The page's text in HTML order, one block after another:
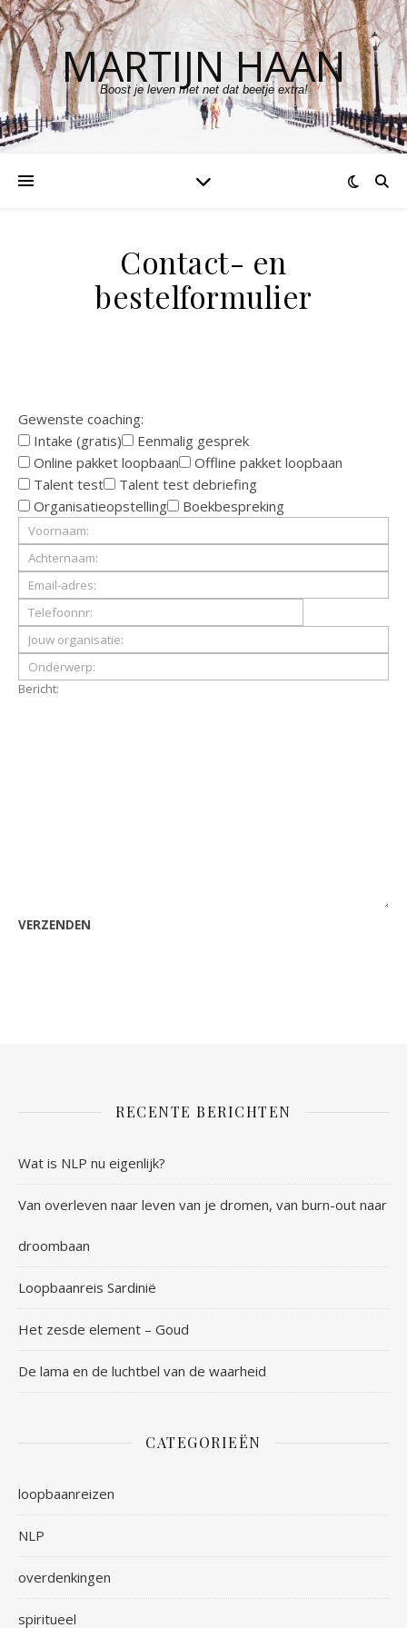
MARTIJN HAAN
Boost je leven met net dat beetje extra!
Contact- en
bestelformulier
Gewenste coaching:
Intake (gratis)
Eenmalig gesprek
Online pakket loopbaan
Offline pakket loopbaan
Talent test
Talent test debriefing
Organisatieopstelling
Boekbespreking
RECENTE BERICHTEN
Wat is NLP nu eigenlijk?
Van overleven naar leven van je dromen, van burn-out naar
droombaan
Loopbaanreis Sardinië
Het zesde element – Goud
De lama en de luchtbel van de waarheid
CATEGORIEËN
loopbaanreizen
NLP
overdenkingen
spiritueel